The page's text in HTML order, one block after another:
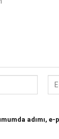
adımı, e-